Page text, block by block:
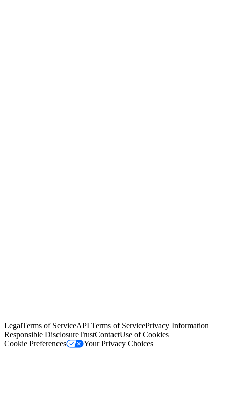
LegalTerms of ServiceAPI Terms of ServicePrivacy Information
Responsible DisclosureTrustContactUse of Cookies
Cookie Preferences
Your Privacy Choices